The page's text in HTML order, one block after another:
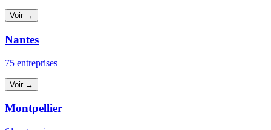
Voir →
Nantes
75 entreprises
Voir →
Montpellier